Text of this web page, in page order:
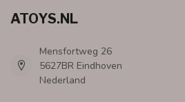
ATOYS.NL
Mensfortweg 26
5627BR Eindhoven
Nederland